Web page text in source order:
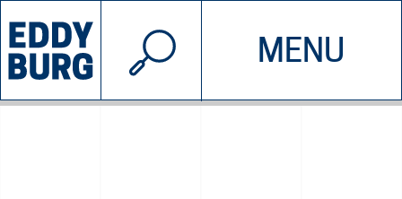
MENU
INIZIATIVE CHI SIAMO
© 2026 EDDYBURG